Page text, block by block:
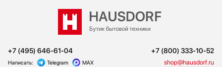
+7 (495) 646-61-04 +7 (800) 333-10-52
Написать: Telegram MAX shop@hausdorf.ru